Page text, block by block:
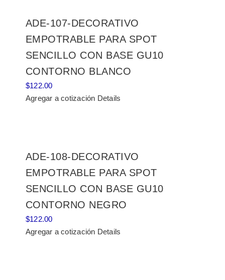
ADE-107-DECORATIVO
EMPOTRABLE PARA SPOT
SENCILLO CON BASE GU10
CONTORNO BLANCO
$122.00
Agregar a cotización Details
ADE-108-DECORATIVO
EMPOTRABLE PARA SPOT
SENCILLO CON BASE GU10
CONTORNO NEGRO
$122.00
Agregar a cotización Details